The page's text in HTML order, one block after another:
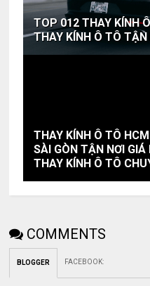
TOP 012 THAY KÍNH
THAY KÍNH Ô TÔ TẬN
THAY KÍNH Ô TÔ
SÀI GÒN TẬN NƠI
THAY KÍNH Ô TÔ
COMMENTS
BLOGGER FACEBOOK: